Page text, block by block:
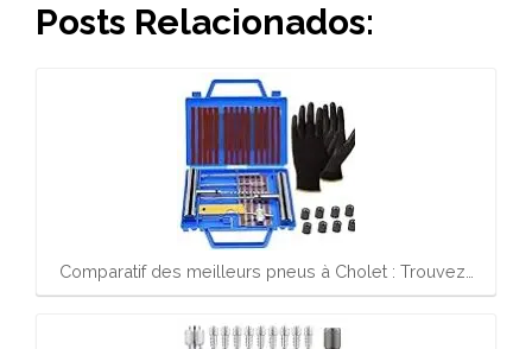
Posts Relacionados:
Comparatif des meilleurs pneus à Cholet : Trouvez…